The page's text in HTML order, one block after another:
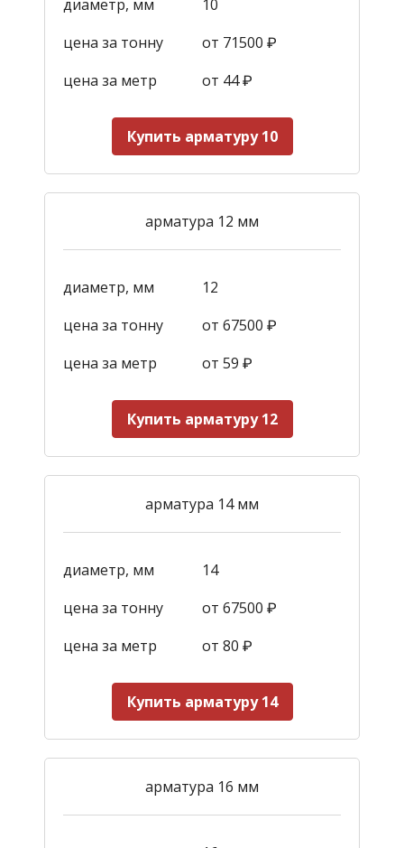
диаметр, мм
10
цена за тонну
от 71500 ₽
цена за метр
от 44₽
Купить арматуру 10
арматура 12 мм
диаметр, мм
12
цена за тонну
от 67500 ₽
цена за метр
от 59 ₽
Купить арматуру 12
арматура 14 мм
диаметр, мм
14
цена за тонну
от 67500 ₽
цена за метр
от 80 ₽
Купить арматуру 14
арматура 16 мм